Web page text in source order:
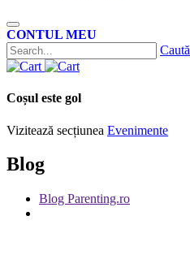
CONTUL MEU
Caută
Coșul este gol
Vizitează secțiunea Evenimente
Blog
Blog Parenting.ro